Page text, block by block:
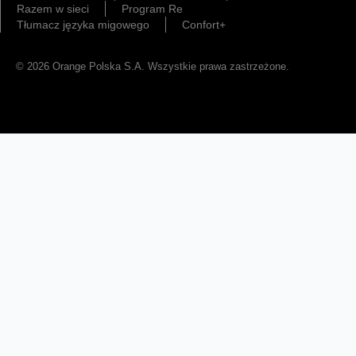
Razem w sieci
Program Re
Tłumacz języka migowego
Confort+
© 2026 Orange Polska S.A. Wszystkie prawa zastrzeżone.